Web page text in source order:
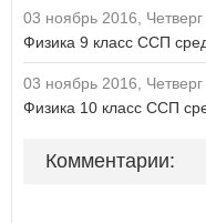
03 ноябрь 2016, Четверг
Физика 9 класс ССП
03 ноябрь 2016, Четверг
Физика 10 класс ССП
Комментарии: